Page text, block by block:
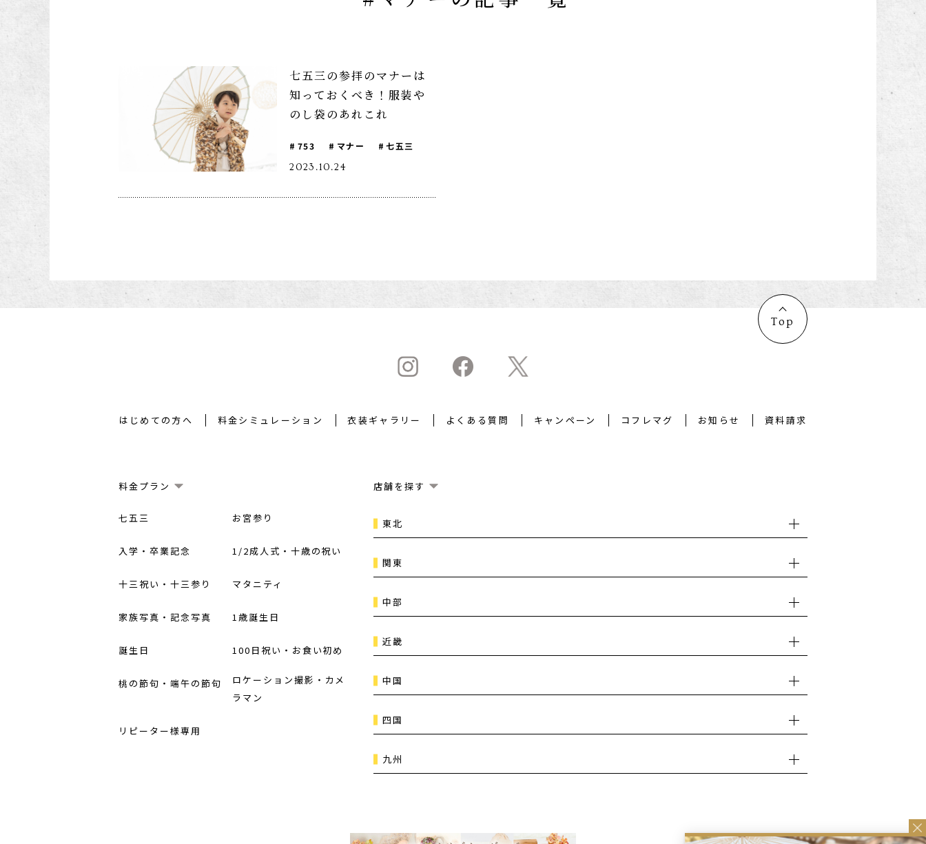
七五三の参拝のマナーは
知っておくべき！服装や
のし袋のあれこれ
753 マナー 七五三
2023.10.24
Top
はじめての方へ 料金シミュレーション 衣装ギャラリー よくある質問 キャンペーン コフレマグ お知らせ 資料請求
料金プラン
七五三 お宮参り
入学・卒業記念 1/2成人式・十歳の祝い
十三祝い・十三参り マタニティ
家族写真・記念写真 1歳誕生日
誕生日 100日祝い・お食い初め
桃の節句・端午の節句
ロケーション撮影・カメ
ラマン
リピーター様専用
店舗を探す
東北
関東
中部
近畿
中国
四国
九州